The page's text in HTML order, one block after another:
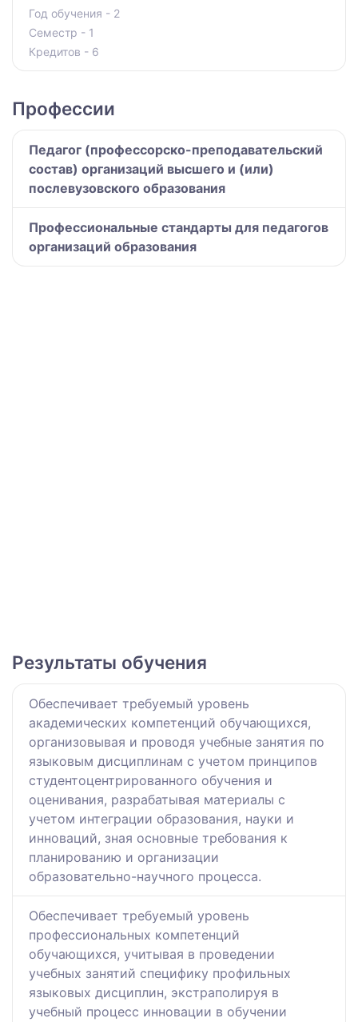
Год обучения - 2
Семестр - 1
Кредитов - 6
Профессии
Педагог (профессорско-преподавательский
состав) организаций высшего и (или)
послевузовского образования
Профессиональные стандарты для педагогов
организаций образования
Результаты обучения
Обеспечивает требуемый уровень
академических компетенций обучающихся,
организовывая и проводя учебные занятия по
языковым дисциплинам с учетом принципов
студентоцентрированного обучения и
оценивания, разрабатывая материалы с
учетом интеграции образования, науки и
инноваций, зная основные требования к
планированию и организации
образовательно-научного процесса.
Обеспечивает требуемый уровень
профессиональных компетенций
обучающихся, учитывая в проведении
учебных занятий специфику профильных
языковых дисциплин, экстраполируя в
учебный процесс инновации в обучении